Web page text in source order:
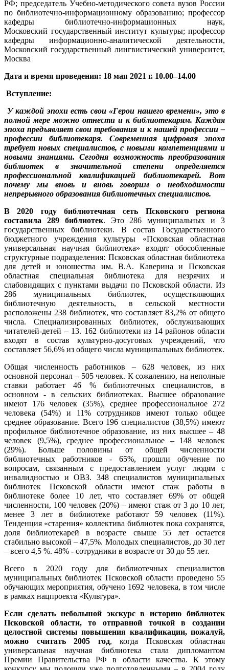
РФ; председатель Учебно-методического совета вузов России
по библиотечно-информационному образованию; профессор
кафедры библиотечно-информационных наук,
Московский государственный институт культуры; профессор
кафедры информационно-аналитической деятельности,
Московский государственный лингвистический университет,
Москва
Дата и время проведения: 18 мая 2021 г. 10.00–14.00
Вступление:
У каждой эпохи есть свои «Герои нашего времени», это в
полной мере можно отнести и к библиотекарям. Каждая
эпоха предъявляет свои требования и к нашей профессии –
профессии библиотекаря. Современная цифровая эпоха
требует новых специалистов, с новыми компетенциями и
новыми знаниями. Сегодня возможность преобразования
библиотек в значительной степени определяется
профессиональной квалификацией библиотекарей. Вот
почему мы вновь и вновь говорим о необходимости
непрерывного образования библиотечных специалистов.
В 2020 году библиотечная сеть Псковского региона
составила 289 библиотек. Это 286 муниципальных и 3
государственных библиотеки. В состав Государственного
бюджетного учреждения культуры «Псковская областная
универсальная научная библиотека» входят обособленные
структурные подразделения: Псковская областная библиотека
для детей и юношества им. В.А. Каверина и Псковская
областная специальная библиотека для незрячих и
слабовидящих с пунктами выдачи по Псковской области. Из
286 муниципальных библиотек, осуществляющих
библиотечную деятельность, в сельской местности
расположены 238 библиотек, что составляет 83,2% от общего
числа. Специализированных библиотек, обслуживающих
читателей-детей – 13. 162 библиотеки из 14 районов области
входят в состав культурно-досуговых учреждений, что
составляет 56,6% из общего числа муниципальных библиотек.
Общая численность работников – 628 человек, из них
основной персонал – 505 человек. К сожалению, на неполные
ставки работает 46 % библиотечных специалистов, в
основном - в сельских библиотеках. Высшее образование
имеют 176 человек (35%), среднее профессиональное 272
человека (54%) и 11% сотрудников имеют только общее
среднее образование. Всего 196 специалистов (38,5%) имеют
профильное библиотечное образование, из них высшее – 48
человек (9,5%), среднее профессиональное – 148 человек
(29%). Больше половины от общей численности
библиотечных работников - 65%, прошли обучение по
вопросам, связанным с предоставлением услуг людям с
инвалидностью и ОВЗ. 348 специалистов муниципальных
библиотек Псковской области имеют стаж работы в
библиотеке более 10 лет, что составляет 69% от общей
численности, 100 человек (20%) – имеют стаж от 3 до 10 лет,
менее 3 лет в библиотеке работают 59 человек (11%).
Тенденция «старения» коллектива библиотек пока сохранятся,
доля библиотекарей в возрасте свыше 55 лет остается
стабильно высокой – 47,5%. Молодых специалистов, до 30 лет
– всего 4,5 %. 48% - сотрудники в возрасте от 30 до 55 лет.
Всего в 2020 году для библиотечных специалистов
муниципальных библиотек Псковской области проведено 55
обучающих мероприятия, обучено 1692 человека, в том числе
в рамках нацпроекта «Культура».
Если сделать небольшой экскурс в историю библиотек
Псковской области, то отправной точкой в создании
целостной системы повышения квалификации, пожалуй,
можно считать 2005 год, когда Псковская областная
универсальная научная библиотека стала дипломантом
Премии Правительства РФ в области качества. К этому